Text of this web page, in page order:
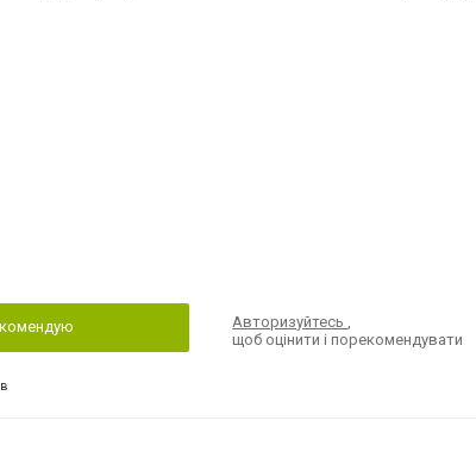
Авторизуйтесь,
щоб оцінити і порекомендувати